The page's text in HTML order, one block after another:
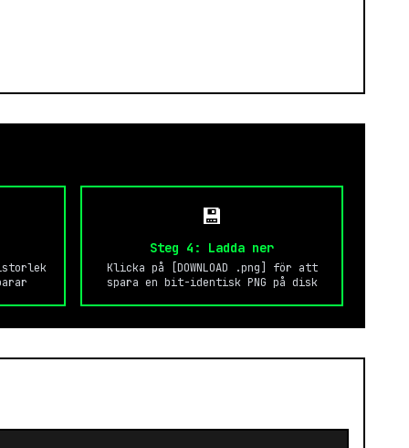
💾
Steg 4: Ladda ner
Klicka på [DOWNLOAD .png] för att
spara en bit-identisk PNG på disk